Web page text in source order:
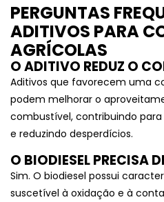
PERGUNTAS
ADITIVOS PARA
AGRÍCOLAS
O ADITIVO REDUZ O
Aditivos que favorecem uma
podem melhorar o
combustível, contribuindo
e reduzindo desperdícios.
O BIODIESEL PRECISA
Sim. O biodiesel possui
suscetível à oxidação e à